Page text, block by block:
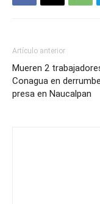
Artículo anterior
Mueren 2
Conagua en
presa en Naucalpan